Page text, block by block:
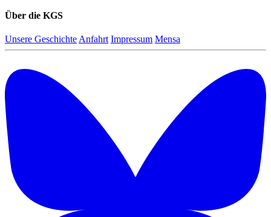
Über die KGS
Unsere Geschichte Anfahrt Impressum Mensa